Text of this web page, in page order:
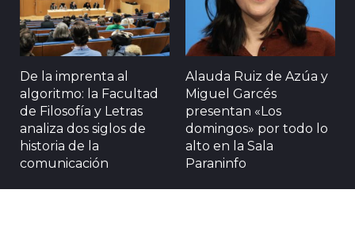
De la imprenta al
algoritmo: la Facultad
de Filosofía y Letras
analiza dos siglos de
historia de la
comunicación
Alauda Ruiz de Azúa y
Miguel Garcés
presentan «Los
domingos» por todo lo
alto en la Sala
Paraninfo